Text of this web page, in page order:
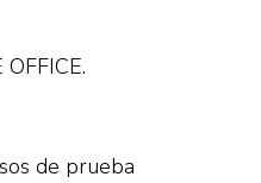
de prueba